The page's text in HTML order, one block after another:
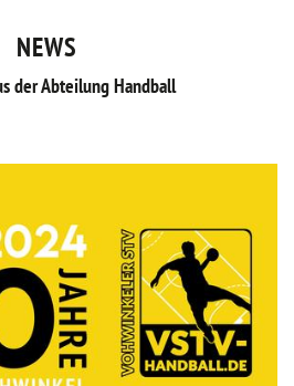
NEWS
der Abteilung Handball